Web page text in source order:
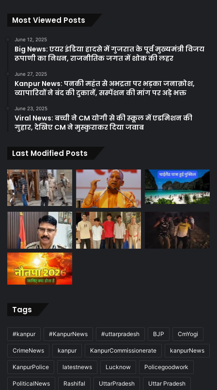
Most Viewed Posts
June 12, 2025
Big News: एयर इंडिया हादसे में गुजरात के पूर्व मुख्यमंत्री विजय
रूपाणी का निधन, राजनीतिक जगत में शोक की लहर
June 27, 2025
Kanpur News: पनकी महंत से अभद्रता पर भड़का जनाक्रोश,
व्यापारियों ने बंद की दुकानें, सस्पेंशन की मांग पर अड़े भक्त
June 23, 2025
Viral News: बच्ची ने CM योगी से की स्कूल में एडमिशन की
गुहार, देखिए CM ने मुस्कुराकर दिया जवाब
Last Modified Posts
Tags
#kanpur #KanpurNews #uttarpradesh BJP CmYogi
CrimeNews kanpur KanpurCommissionerate kanpurNews
KanpurPolice latestnews Lucknow Policegoodwork
PoliticalNews Rashifal UttarPradesh Uttar Pradesh